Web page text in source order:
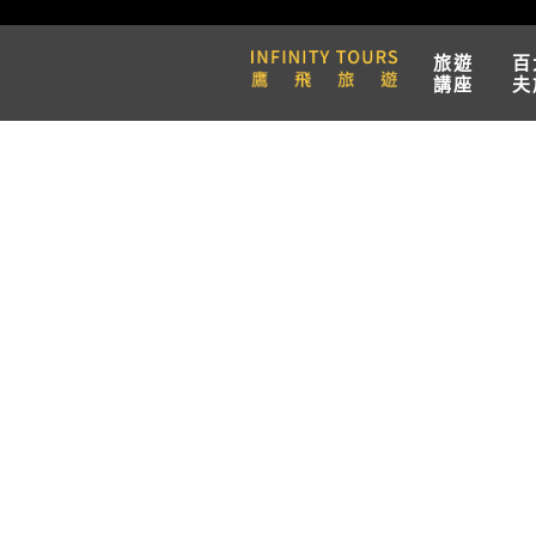
旅遊
講座